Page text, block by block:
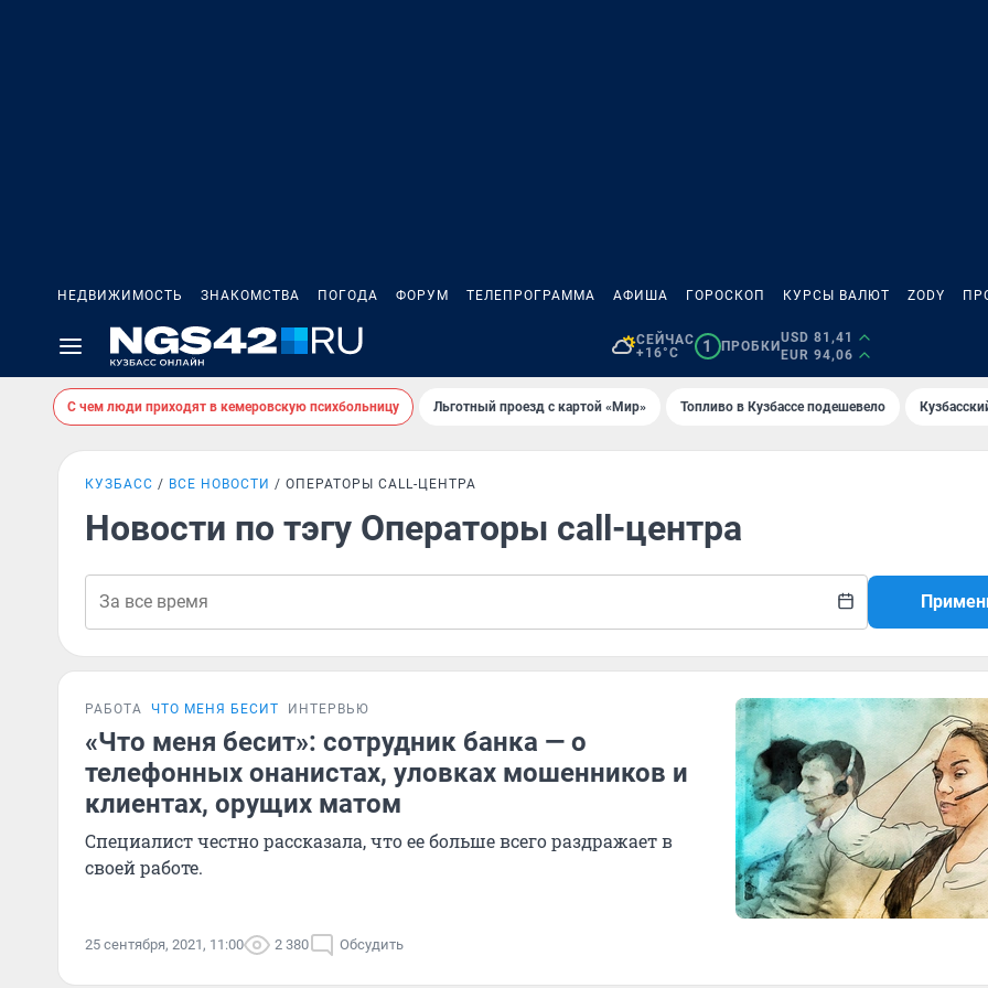
НЕДВИЖИМОСТЬ ЗНАКОМСТВА ПОГОДА ФОРУМ ТЕЛЕПРОГРАММА АФИША ГОРОСКОП КУРСЫ ВАЛЮТ ZODY
СЕЙЧАС
+16°C
1 ПРОБКИ
USD 81,41
EUR 94,06
С чем люди приходят в кемеровскую психбольницу Льготный проезд с картой «Мир» Топливо в Кузбассе подешевело
КУЗБАСС ВСЕ НОВОСТИ ОПЕРАТОРЫ CALL-ЦЕНТРА
Новости по тэгу Операторы call-центра
РАБОТА ЧТО МЕНЯ БЕСИТ ИНТЕРВЬЮ
«Что меня бесит»: сотрудник банка — о
телефонных онанистах, уловках мошенников и
клиентах, орущих матом
Специалист честно рассказала, что ее больше всего раздражает в
своей работе.
25 сентября, 2021, 11:00 2 380 Обсудить